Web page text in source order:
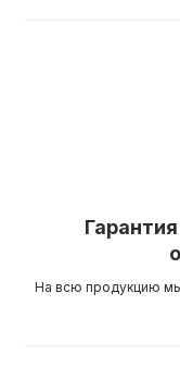
На всю продукцию